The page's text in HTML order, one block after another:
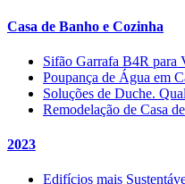
Casa de Banho e Cozinha
Sifão Garrafa B4R para
Poupança de Água em
Soluções de Duche.
Remodelação de Casa
2023
Edifícios mais